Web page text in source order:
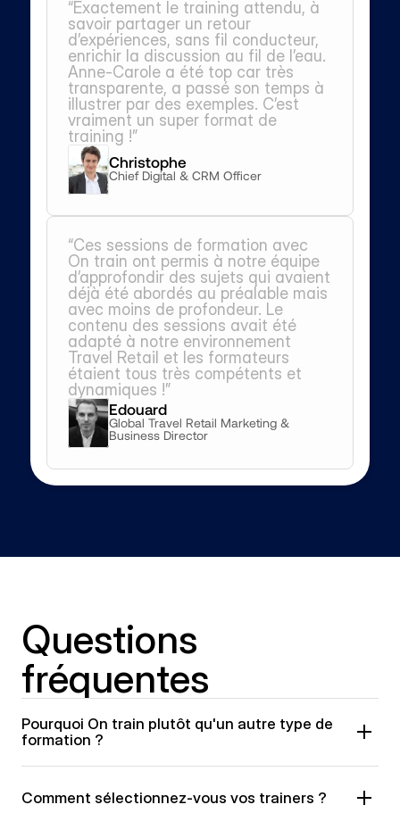
“Exactement le training attendu, à
savoir partager un retour
d’expériences, sans fil conducteur,
enrichir la discussion au fil de l’eau.
Anne-Carole a été top car très
transparente, a passé son temps à
illustrer par des exemples. C’est
vraiment un super format de
training !”
Christophe
Chief Digital & CRM Officer
“Ces sessions de formation avec
On train ont permis à notre équipe
d’approfondir des sujets qui avaient
déjà été abordés au préalable mais
avec moins de profondeur. Le
contenu des sessions avait été
adapté à notre environnement
Travel Retail et les formateurs
étaient tous très compétents et
dynamiques !”
Edouard
Global Travel Retail Marketing &
Business Director
Questions
fréquentes
Pourquoi On train plutôt qu'un autre type de
formation ?
Comment sélectionnez-vous vos trainers ?